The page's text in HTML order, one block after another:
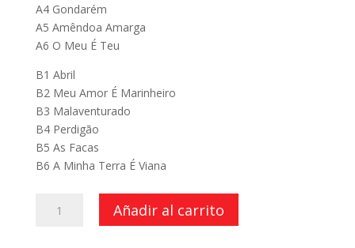
A4 Gondarém
A5 Amêndoa Amarga
A6 O Meu É Teu
B1 Abril
B2 Meu Amor É Marinheiro
B3 Malaventurado
B4 Perdigão
B5 As Facas
B6 A Minha Terra É Viana
Añadir al carrito